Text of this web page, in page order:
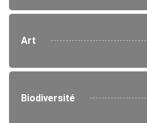
Art
Biodiversité